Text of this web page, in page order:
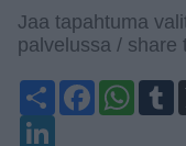
Jaa tapahtuma
palvelussa / share
ShareFacebook